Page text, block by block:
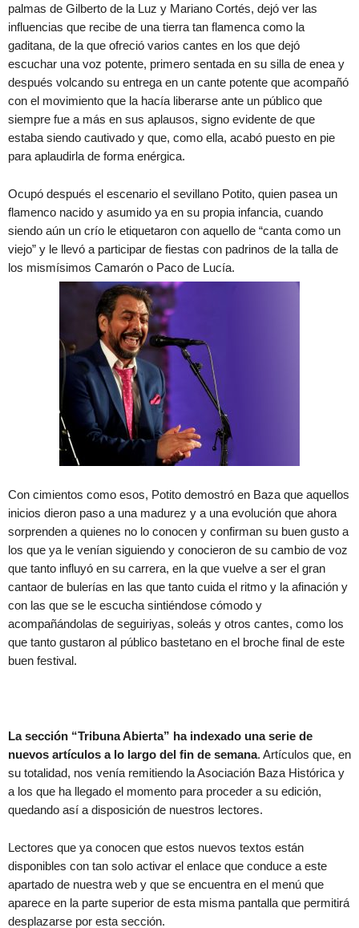
palmas de Gilberto de la Luz y Mariano Cortés, dejó ver las
influencias que recibe de una tierra tan flamenca como la
gaditana, de la que ofreció varios cantes en los que dejó
escuchar una voz potente, primero sentada en su silla de enea y
después volcando su entrega en un cante potente que acompañó
con el movimiento que la hacía liberarse ante un público que
siempre fue a más en sus aplausos, signo evidente de que
estaba siendo cautivado y que, como ella, acabó puesto en pie
para aplaudirla de forma enérgica.
Ocupó después el escenario el sevillano Potito, quien pasea un
flamenco nacido y asumido ya en su propia infancia, cuando
siendo aún un crío le etiquetaron con aquello de “canta como un
viejo” y le llevó a participar de fiestas con padrinos de la talla de
los mismísimos Camarón o Paco de Lucía.
Con cimientos como esos, Potito demostró en Baza que aquellos
inicios dieron paso a una madurez y a una evolución que ahora
sorprenden a quienes no lo conocen y confirman su buen gusto a
los que ya le venían siguiendo y conocieron de su cambio de voz
que tanto influyó en su carrera, en la que vuelve a ser el gran
cantaor de bulerías en las que tanto cuida el ritmo y la afinación y
con las que se le escucha sintiéndose cómodo y
acompañándolas de seguiriyas, soleás y otros cantes, como los
que tanto gustaron al público bastetano en el broche final de este
buen festival.
La sección “Tribuna Abierta” ha indexado una serie de
nuevos artículos a lo largo del fin de semana. Artículos que, en
su totalidad, nos venía remitiendo la Asociación Baza Histórica y
a los que ha llegado el momento para proceder a su edición,
quedando así a disposición de nuestros lectores.
Lectores que ya conocen que estos nuevos textos están
disponibles con tan solo activar el enlace que conduce a este
apartado de nuestra web y que se encuentra en el menú que
aparece en la parte superior de esta misma pantalla que permitirá
desplazarse por esta sección.